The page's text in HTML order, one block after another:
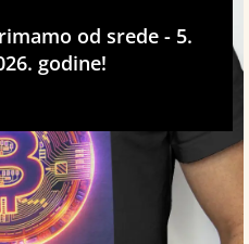
od srede - 5.
godine!